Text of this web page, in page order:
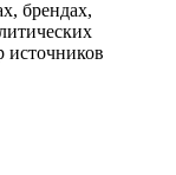
брендах,
источников